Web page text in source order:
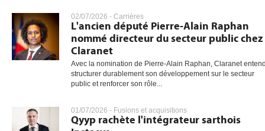
02/07/2026 - Carrières
L'ancien député Pierre-Alain Raphan
nommé directeur du secteur public chez
Claranet
Avec la nomination de Pierre-Alain Raphan, Claranet
structurer durablement son développement sur le secteur
public et renforcer son rôle...
01/07/2026 - Fusions et acquisitions
Qyyp rachète l'intégrateur sarthois